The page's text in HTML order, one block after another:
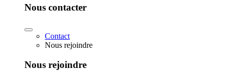
Nous contacter
Contact
Nous rejoindre
Nous rejoindre